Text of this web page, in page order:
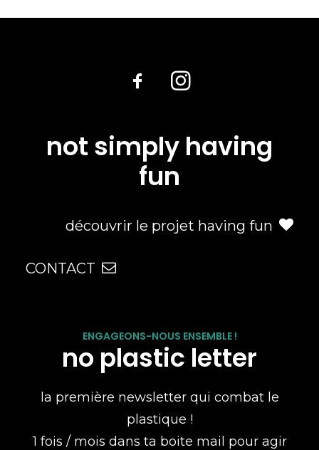
not simply having
fun
découvrir le projet having fun
CONTACT
ENGAGEONS-NOUS ENSEMBLE !
no plastic letter
la première newsletter qui combat le
plastique !
1 fois / mois dans ta boite mail pour agir